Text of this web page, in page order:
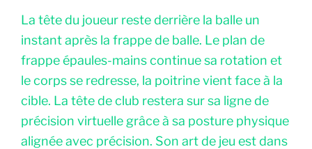
La tête du joueur reste derrière la balle un
instant après la frappe de balle. Le plan de
frappe épaules-mains continue sa rotation et
le corps se redresse, la poitrine vient face à la
cible. La tête de club restera sur sa ligne de
précision virtuelle grâce à sa posture physique
alignée avec précision. Son art de jeu est dans